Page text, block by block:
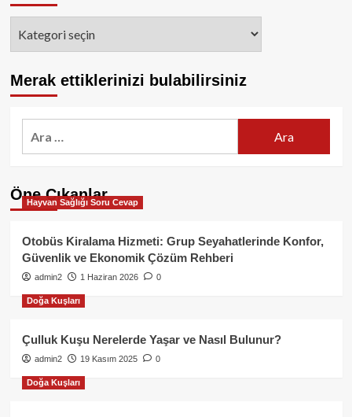
Merak ettiklerinizi bulabilirsiniz
Öne Çıkanlar
Hayvan Sağlığı Soru Cevap
Otobüs Kiralama Hizmeti: Grup Seyahatlerinde Konfor,
Güvenlik ve Ekonomik Çözüm Rehberi
admin2 1 Haziran 2026 0
Doğa Kuşları
Çulluk Kuşu Nerelerde Yaşar ve Nasıl Bulunur?
admin2 19 Kasım 2025 0
Doğa Kuşları